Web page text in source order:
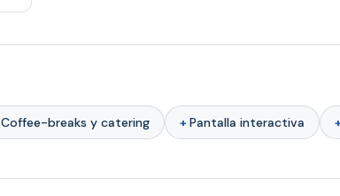
Coffee-breaks y catering Pantalla interactiva